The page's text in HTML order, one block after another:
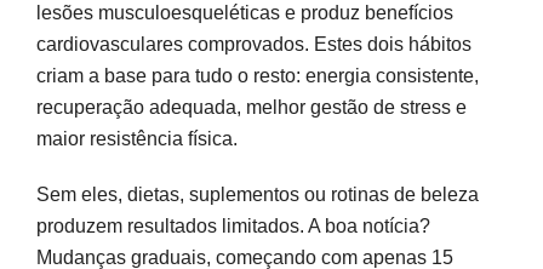
lesões musculoesqueléticas e produz benefícios
cardiovasculares comprovados. Estes dois hábitos
criam a base para tudo o resto: energia consistente,
recuperação adequada, melhor gestão de stress e
maior resistência física.
Sem eles, dietas, suplementos ou rotinas de beleza
produzem resultados limitados. A boa notícia?
Mudanças graduais, começando com apenas 15